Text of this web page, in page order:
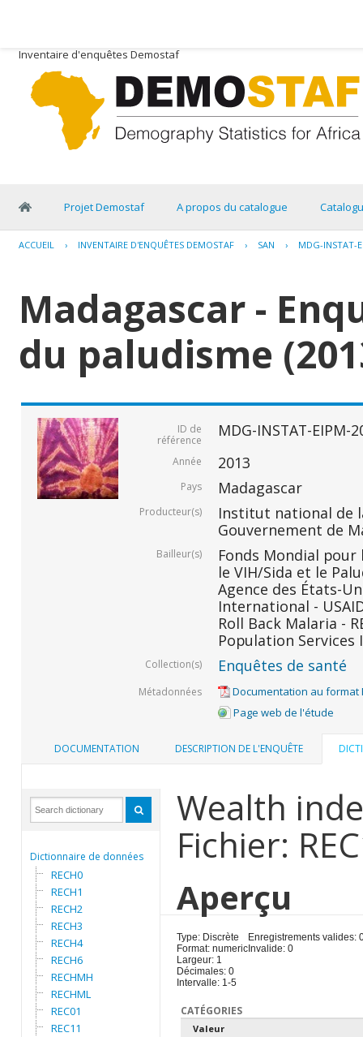
Inventaire d'enquêtes Demostaf
Projet Demostaf A propos du catalogue
ACCUEIL › INVENTAIRE D'ENQUÊTES DEMOSTAF › SAN › MDG-INSTAT-
Madagascar -
du paludisme
ID de
référence
MDG-INSTAT-EIPM-
Année 2013
Pays Madagascar
Producteur(s)
Institut national de
Gouvernement de
Bailleur(s)
Fonds Mondial
le VIH/Sida et le
Agence des États-
International -
Roll Back Malaria -
Population Services
Collection(s) Enquêtes de santé
Métadonnées
Documentation au format
Page web de l'étude
DOCUMENTATION DESCRIPTION DE L'ENQUÊTE
Dictionnaire de données
RECH0
RECH1
RECH2
RECH3
RECH4
RECH6
RECHMH
RECHML
REC01
REC11
Wealth
Fichier:
Aperçu
Type: Discrète
Format: numeric
Largeur: 1
Décimales: 0
Intervalle: 1-5
Enregistrements valides:
Invalide: 0
CATÉGORIES
Valeur